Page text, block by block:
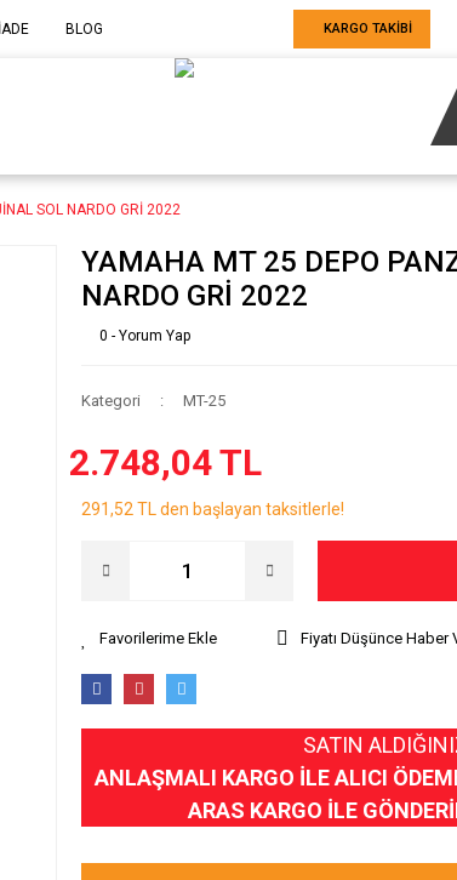
BLOG KARGO TAKİBİ
SOL NARDO GRİ 2022
YAMAHA MT 25 DEPO
NARDO GRİ 2022
0 - Yorum Yap
Kategori MT-25
2.748,04 TL
291,52 TL den başlayan taksitlerle!
Fiyatı Düşünce Haber
SATIN
ANLAŞMALI KARGO İLE ALICI
ARAS KARGO İLE